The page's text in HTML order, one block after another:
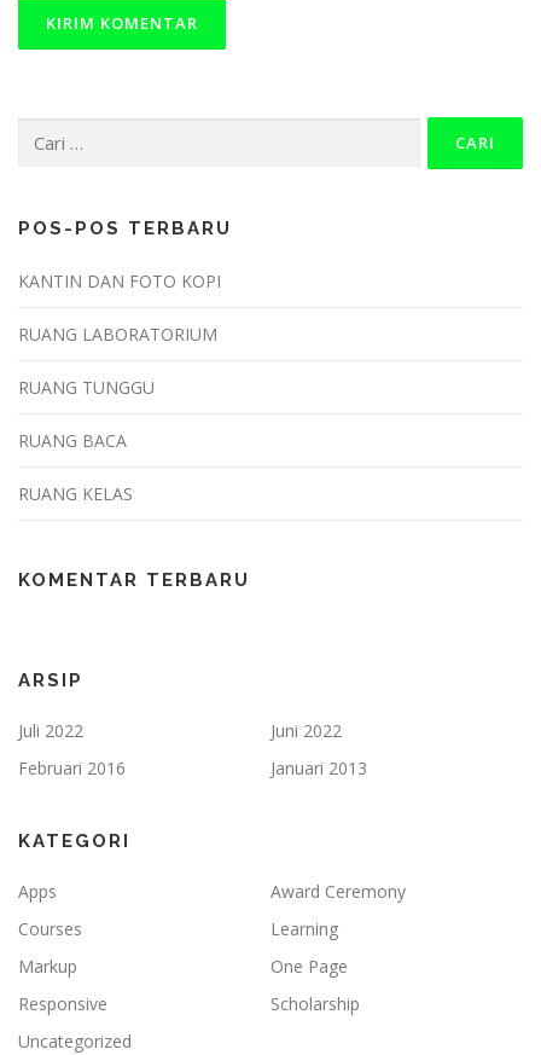
untuk:
POS-POS TERBARU
KANTIN DAN FOTO KOPI
RUANG LABORATORIUM
RUANG TUNGGU
RUANG BACA
RUANG KELAS
KOMENTAR TERBARU
ARSIP
Juli 2022
Juni 2022
Februari 2016
Januari 2013
KATEGORI
Apps
Award Ceremony
Courses
Learning
Markup
One Page
Responsive
Scholarship
Uncategorized